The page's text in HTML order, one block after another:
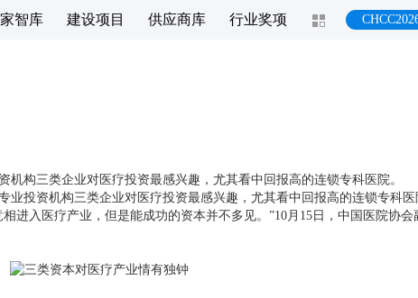
智库 建设项目 供应商库 行业奖项
构三类企业对医疗投资最感兴趣，尤其看中回报高的连锁专科医院。
投资机构三类企业对医疗投资最感兴趣，尤其看中回报高的连锁专科医
进入医疗产业，但是能成功的资本并不多见。 ”10月 15 日，中国医院协